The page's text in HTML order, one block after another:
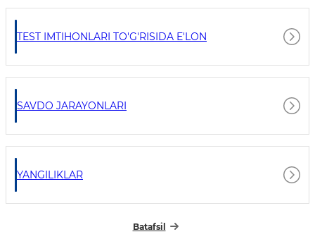
TEST IMTIHONLARI TO'G'RISIDA E'LON
SAVDO JARAYONLARI
YANGILIKLAR
Batafsil